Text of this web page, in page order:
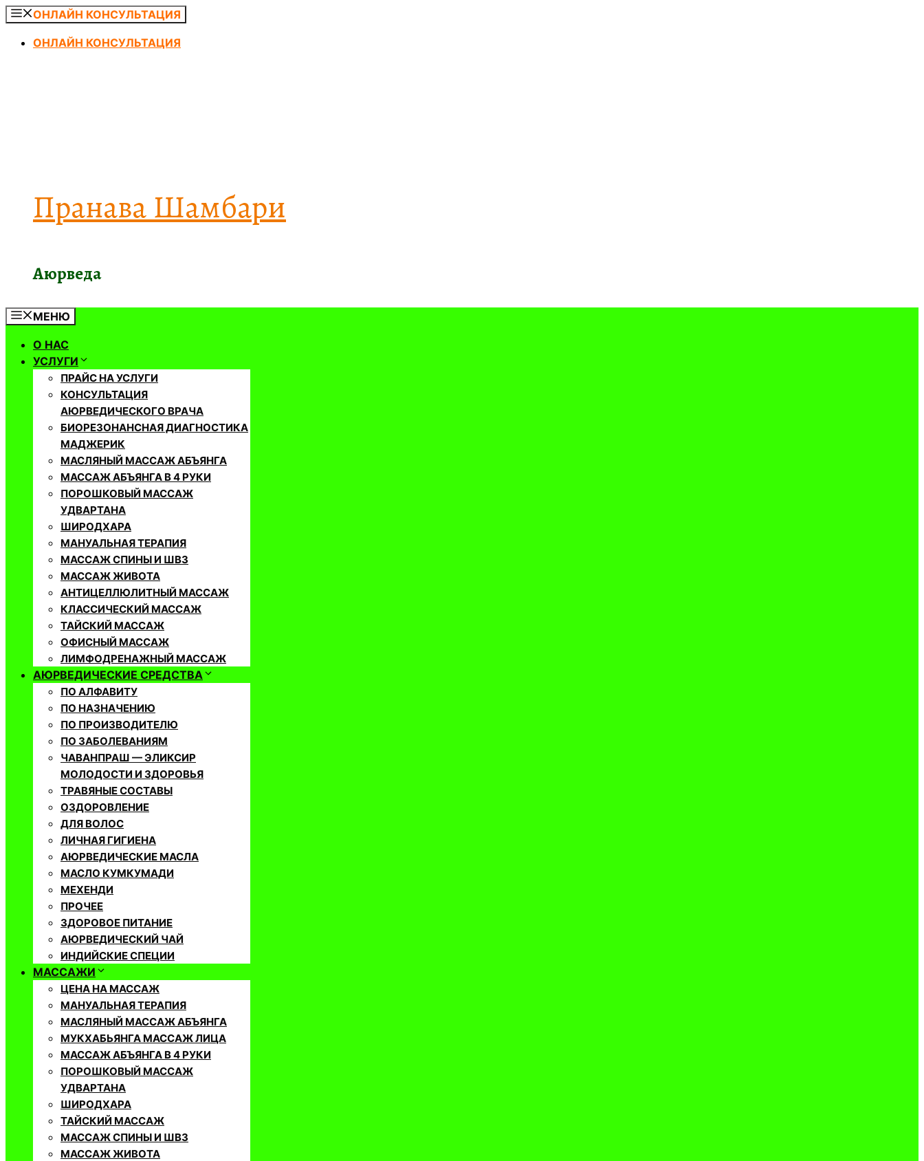
Перейти
содержимому
ОНЛАЙН КОНСУЛЬТАЦИЯ
ОНЛАЙН КОНСУЛЬТАЦИЯ
Пранава Шамбари
Аюрведа
МЕНЮ
О НАС
УСЛУГИ
ПРАЙС НА УСЛУГИ
КОНСУЛЬТАЦИЯ
АЮРВЕДИЧЕСКОГО ВРАЧА
БИОРЕЗОНАНСНАЯ ДИАГНОСТИКА
МАДЖЕРИК
МАСЛЯНЫЙ МАССАЖ АБЪЯНГА
МАССАЖ АБЪЯНГА В 4 РУКИ
ПОРОШКОВЫЙ МАССАЖ
УДВАРТАНА
ШИРОДХАРА
МАНУАЛЬНАЯ ТЕРАПИЯ
МАССАЖ СПИНЫ И ШВЗ
МАССАЖ ЖИВОТА
АНТИЦЕЛЛЮЛИТНЫЙ МАССАЖ
КЛАССИЧЕСКИЙ МАССАЖ
ТАЙСКИЙ МАССАЖ
ОФИСНЫЙ МАССАЖ
ЛИМФОДРЕНАЖНЫЙ МАССАЖ
АЮРВЕДИЧЕСКИЕ СРЕДСТВА
ПО АЛФАВИТУ
ПО НАЗНАЧЕНИЮ
ПО ПРОИЗВОДИТЕЛЮ
ПО ЗАБОЛЕВАНИЯМ
ЧАВАНПРАШ — ЭЛИКСИР
МОЛОДОСТИ И ЗДОРОВЬЯ
ТРАВЯНЫЕ СОСТАВЫ
ОЗДОРОВЛЕНИЕ
ДЛЯ ВОЛОС
ЛИЧНАЯ ГИГИЕНА
АЮРВЕДИЧЕСКИЕ МАСЛА
МАСЛО КУМКУМАДИ
МЕХЕНДИ
ПРОЧЕЕ
ЗДОРОВОЕ ПИТАНИЕ
АЮРВЕДИЧЕСКИЙ ЧАЙ
ИНДИЙСКИЕ СПЕЦИИ
МАССАЖИ
ЦЕНА НА МАССАЖ
МАНУАЛЬНАЯ ТЕРАПИЯ
МАСЛЯНЫЙ МАССАЖ АБЪЯНГА
МУКХАБЬЯНГА МАССАЖ ЛИЦА
МАССАЖ АБЪЯНГА В 4 РУКИ
ПОРОШКОВЫЙ МАССАЖ
УДВАРТАНА
ШИРОДХАРА
ТАЙСКИЙ МАССАЖ
МАССАЖ СПИНЫ И ШВЗ
МАССАЖ ЖИВОТА